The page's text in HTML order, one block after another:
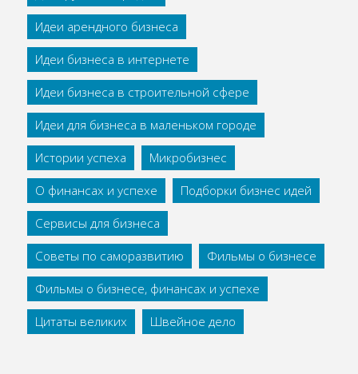
Идеи арендного бизнеса
Идеи бизнеса в интернете
Идеи бизнеса в строительной сфере
Идеи для бизнеса в маленьком городе
Истории успеха
Микробизнес
О финансах и успехе
Подборки бизнес идей
Сервисы для бизнеса
Советы по саморазвитию
Фильмы о бизнесе
Фильмы о бизнесе, финансах и успехе
Цитаты великих
Швейное дело